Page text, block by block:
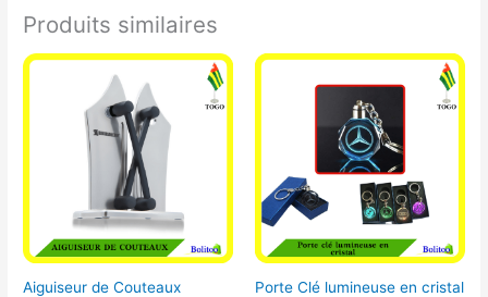
Produits similaires
Aiguiseur de Couteaux Porte Clé lumineuse en cristal